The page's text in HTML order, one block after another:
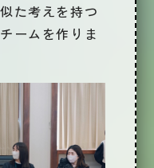
た考えを持つ
ームを作りま